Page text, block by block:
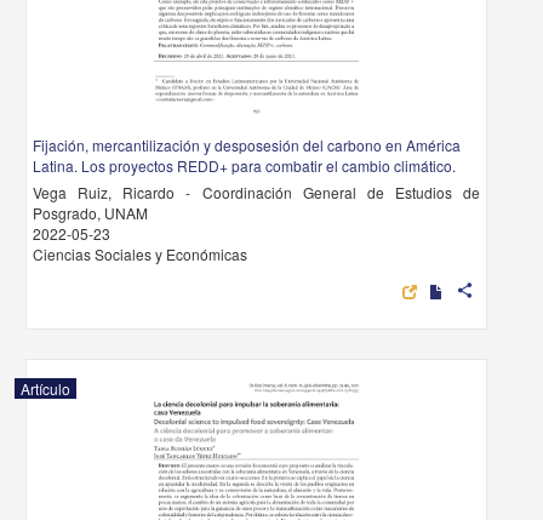
Fijación, mercantilización y desposesión del carbono en América
Latina. Los proyectos REDD+ para combatir el cambio climático.
Vega Ruiz, Ricardo - Coordinación General de Estudios de
Posgrado, UNAM
2022-05-23
Ciencias Sociales y Económicas
share
Artículo